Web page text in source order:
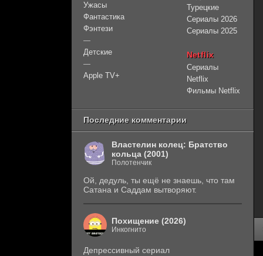
Ужасы
Фантастика
Фэнтези
—
Детские
—
Apple TV+
Турецкие
Сериалы 2026
Сериалы 2025
Netflix
Сериалы
Netflix
Фильмы Netflix
Последние комментарии
Властелин колец: Братство
кольца (2001)
Полотенчик
Ой, дедуль, ты ещё не знаешь, что там
Сатана и Саддам вытворяют.
Похищение (2026)
Инкогнито
Депрессивный сериал